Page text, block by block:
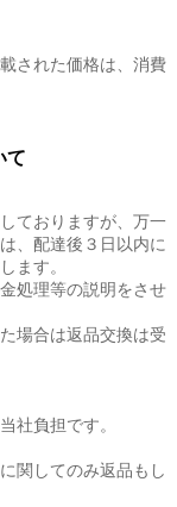
された価格は、消費
て
ておりますが、万一
、配達後３日以内に
ます。
処理等の説明をさせ
場合は返品交換は受
社負担です。
関してのみ返品もし